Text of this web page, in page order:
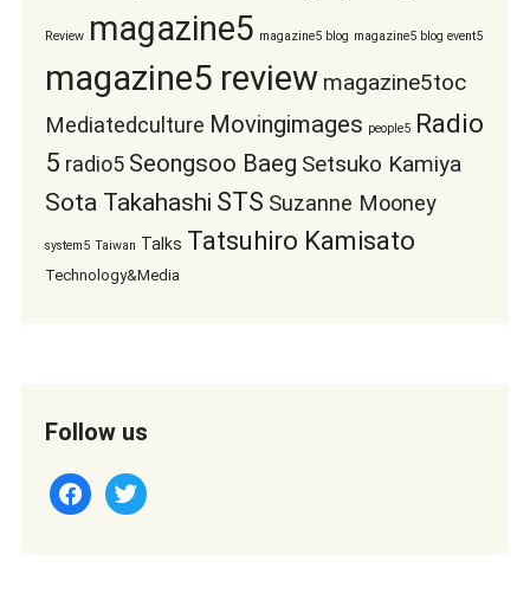
Review magazine5 magazine5 blog magazine5 blog event5
magazine5 review magazine5toc
Mediatedculture Movingimages people5 Radio
5 radio5 Seongsoo Baeg Setsuko Kamiya
Sota Takahashi STS Suzanne Mooney
system5 Taiwan Talks Tatsuhiro Kamisato
Technology&Media
Follow us
facebooktwitter